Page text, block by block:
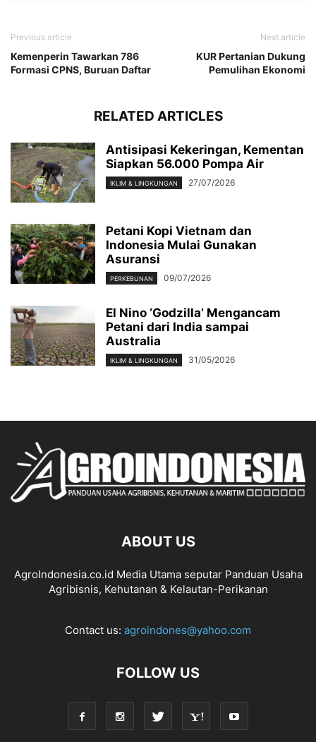
Previous article
Kemenperin Tawarkan 786
Formasi CPNS, Buruan Daftar
Next article
KUR Pertanian Dukung
Pemulihan Ekonomi
RELATED ARTICLES
Antisipasi Kekeringan, Kementan
Siapkan 56.000 Pompa Air
IKLIM & LINGKUNGAN 27/07/2026
Petani Kopi Vietnam dan
Indonesia Mulai Gunakan
Asuransi
PERKEBUNAN 09/07/2026
El Nino ‘Godzilla’ Mengancam
Petani dari India sampai
Australia
IKLIM & LINGKUNGAN 31/05/2026
ABOUT US
AgroIndonesia.co.id Media Utama seputar Panduan Usaha
Agribisnis, Kehutanan & Kelautan-Perikanan
Contact us: agroindones@yahoo.com
FOLLOW US